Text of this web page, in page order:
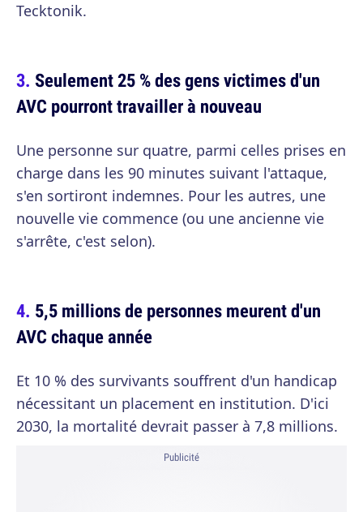
Tecktonik.
Seulement 25 % des gens victimes d'un
AVC pourront travailler à nouveau
Une personne sur quatre, parmi celles prises en
charge dans les 90 minutes suivant l'attaque,
s'en sortiront indemnes. Pour les autres, une
nouvelle vie commence (ou une ancienne vie
s'arrête, c'est selon).
5,5 millions de personnes meurent d'un
AVC chaque année
Et 10 % des survivants souffrent d'un handicap
nécessitant un placement en institution. D'ici
2030, la mortalité devrait passer à 7,8 millions.
Publicité